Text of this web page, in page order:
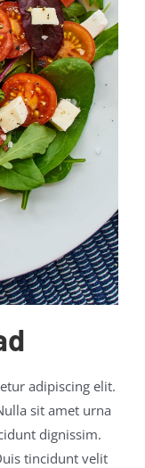
adipiscing elit.
sit amet urna
dignissim.
tincidunt velit